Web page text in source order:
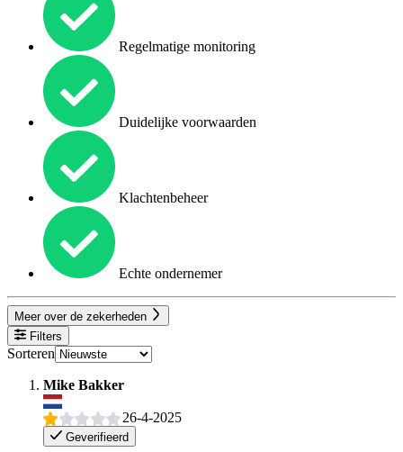
Regelmatige monitoring
Duidelijke voorwaarden
Klachtenbeheer
Echte ondernemer
Meer over de zekerheden
Filters
Sorteren
Mike Bakker
26-4-2025
Geverifieerd